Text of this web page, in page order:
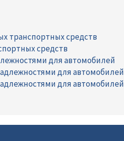
транспортных средств
средств
для автомобилей
для автомобилей
для автомобилей